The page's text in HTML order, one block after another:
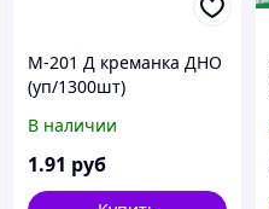
М-201 Д креманка ДНО
(уп/1300шт)
В наличии
1.91 руб